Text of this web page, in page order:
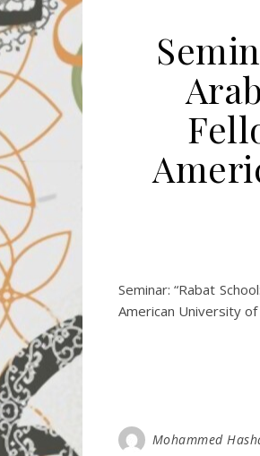
Seminar: “Rabat
American University of
Mohammed